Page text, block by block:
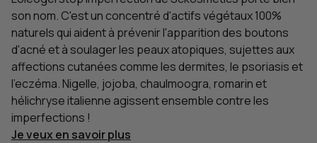
son nom. C'est un concentré d'actifs végétaux 100%
naturels qui aident à prévenir l'apparition des boutons
d'acné et à soulager les peaux atopiques, sujettes aux
affections cutanées comme les dermites, le psoriasis et
l'eczéma. Nigelle, jojoba, chaulmoogra, romarin et
hélichryse italienne agissent ensemble contre les
imperfections !
Je veux en savoir plus